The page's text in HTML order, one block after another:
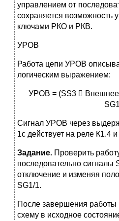
управлением от
сохраняется возможность
ключами РКО и РКВ.
УРОВ
Работа цепи УРОВ
логическим выражением:
УРОВ = (SS3  Внешнее
Сигнал УРОВ через
1с действует на реле К1.4
Задание. Проверить
последовательно
отключение и изменяя
SG1/1.
После завершения работы
схему в исходное